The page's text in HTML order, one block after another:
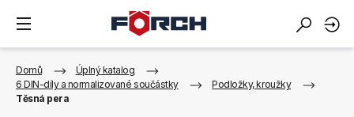
Domů
Úplný katalog
6 DIN-díly a normalizované součástky
Podložky, kroužky
Těsná pera